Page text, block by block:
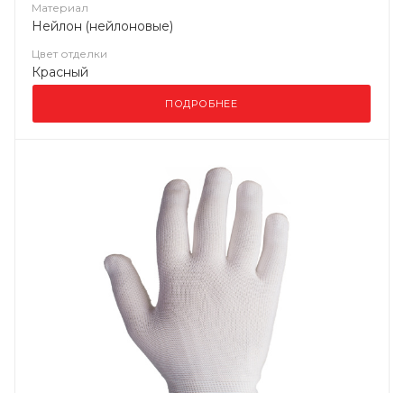
Материал
Нейлон (нейлоновые)
Цвет отделки
Красный
ПОДРОБНЕЕ